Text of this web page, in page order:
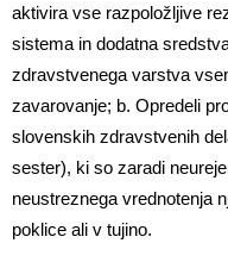
aktivira vse razpoložljive
sistema in dodatna
zdravstvenega varstva
zavarovanje; b. Opredeli
slovenskih zdravstvenih
sester), ki so zaradi
neustreznega vrednotenja
poklice ali v tujino.